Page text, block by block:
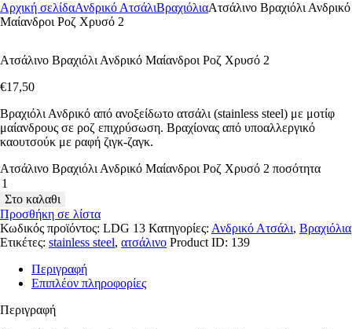
Αρχική σελίδαΑνδρικό ΑτσάλιΒραχιόλιαΑτσάλινο Βραχιόλι Ανδρικό
Μαίανδροι Ροζ Χρυσό 2
Ατσάλινο Βραχιόλι Ανδρικό Μαίανδροι Ροζ Χρυσό 2
€17,50
Βραχιόλι Ανδρικό από ανοξείδωτο ατσάλι (stainless steel) με μοτίφ
μαίανδρους σε ροζ επιχρύσωση. Βραχίονας από υποαλλεργικό
καουτσούκ με ραφή ζιγκ-ζαγκ.
Ατσάλινο Βραχιόλι Ανδρικό Μαίανδροι Ροζ Χρυσό 2 ποσότητα
Στο καλαθι
Προσθήκη σε λίστα
Κωδικός προϊόντος: LDG 13 Κατηγορίες: Ανδρικό Ατσάλι, Βραχιόλια
Ετικέτες: stainless steel, ατσάλινο Product ID: 139
Περιγραφή
Επιπλέον πληροφορίες
Περιγραφή